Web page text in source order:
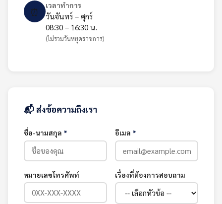
⏰
เวลาทำการ
วันจันทร์ – ศุกร์
08:30 – 16:30 น.
(ไม่รวมวันหยุดราชการ)
📬 ส่งข้อความถึงเรา
ชื่อ-นามสกุล * อีเมล *
หมายเลขโทรศัพท์ เรื่องที่ต้องการสอบถาม